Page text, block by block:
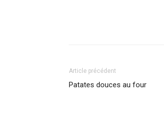
Article précédent
Patates douces au four